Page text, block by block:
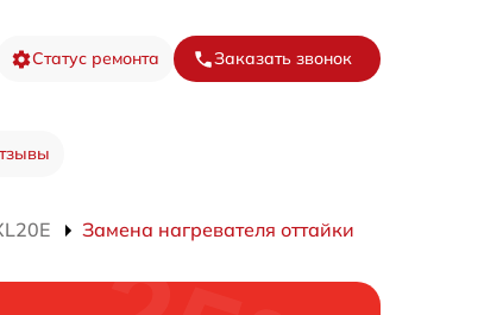
Статус ремонта Заказать звонок
Замена нагревателя оттайки